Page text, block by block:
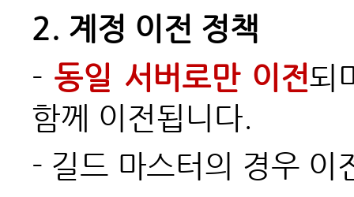
2. 계정 이전 정책
- 동일 서버로만 이전되
함께 이전됩니다.
- 길드 마스터의 경우 이